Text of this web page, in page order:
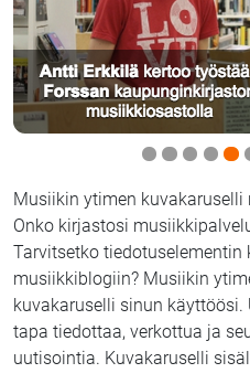
Musiikin ytimen kuvakaruselli
Onko kirjastosi
Tarvitsetko
musiikkiblogiin? Musiikin
kuvakaruselli sinun
tapa tiedottaa, verkottua ja
uutisointia. Kuvakaruselli